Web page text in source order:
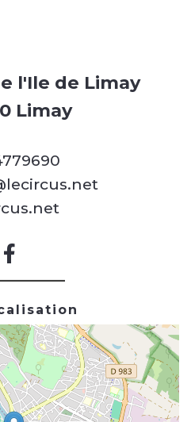
l'Ile de Limay
Limay